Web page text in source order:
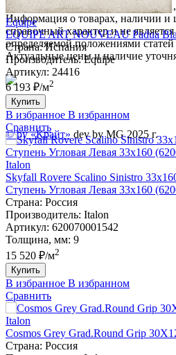
Equipe
EQUIPE ART NOUVEAU Padua
Страна: Испания
Производитель: Equipe
Артикул: 24416
6 193 ₽/м2
Купить
В избранное В избранном
Сравнить
Italon
Skyfall Rovere Scalino Sinistro
Ступень Угловая Левая 33х160
Страна: Россия
Производитель: Italon
Артикул: 620070001542
Толщина, мм: 9
15 520 ₽/м2
Купить
В избранное В избранном
Сравнить
Italon
Cosmos Grey Grad.Round Grip
Страна: Россия
Новгород, Восточный проезд, д.
Информация о товарах, наличии и
справочный характер и не
определяемой положениями
Актуальные цены и наличие
© by «Крайт» dev by MG 2025 г.